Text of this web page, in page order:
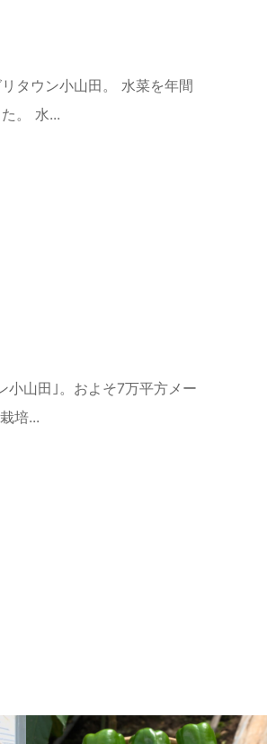
タウン小山田。 水菜を年間
。 水...
小山田｣。およそ7万平方メー
培...